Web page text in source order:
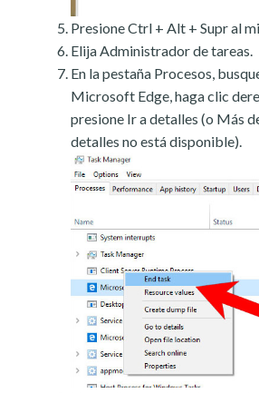
Presione Ctrl + Alt + Supr al
Elija Administrador de tareas.
En la pestaña Procesos,
Microsoft Edge, haga clic
presione Ir a detalles (o Más
detalles no está disponible).